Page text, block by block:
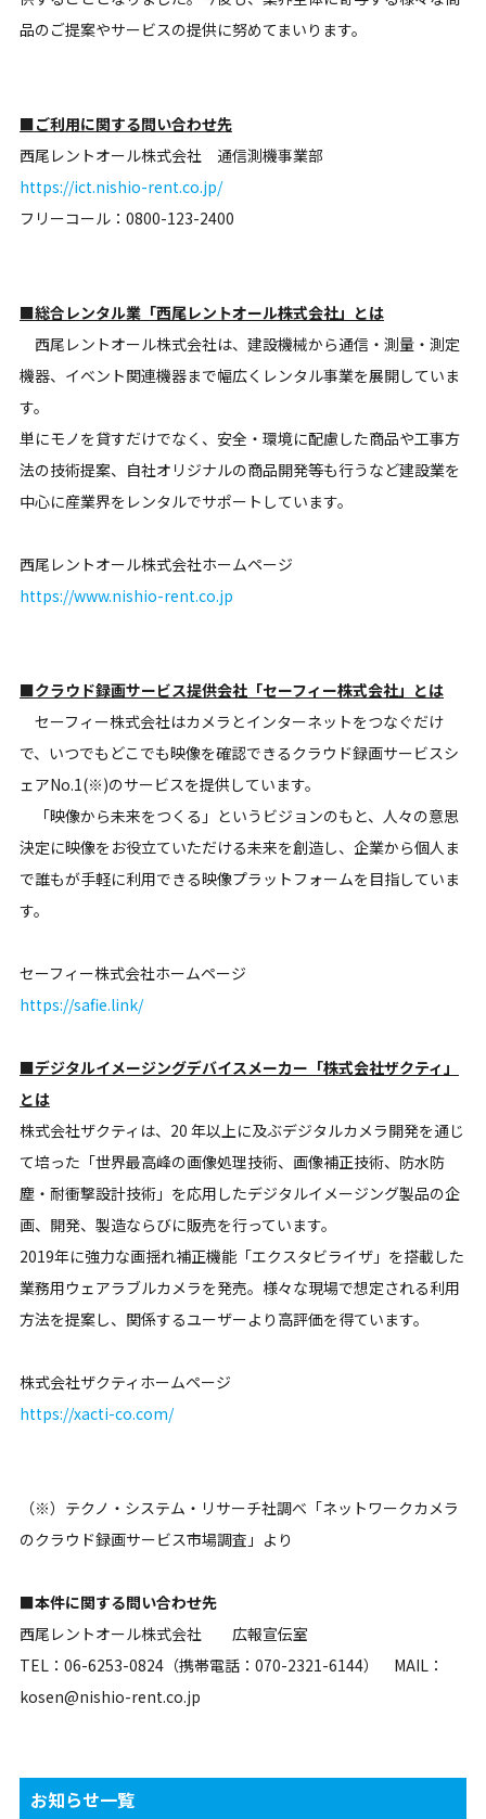
品のご提案やサービスの提供に努めてまいります。
■ご利用に関する問い合わせ先
西尾レントオール株式会社 通信測機事業部
https://ict.nishio-rent.co.jp/
フリーコール：0800-123-2400
■総合レンタル業「西尾レントオール株式会社」とは
西尾レントオール株式会社は、建設機械から通信・測量・測定
機器、イベント関連機器まで幅広くレンタル事業を展開していま
す。
単にモノを貸すだけでなく、安全・環境に配慮した商品や工事方
法の技術提案、自社オリジナルの商品開発等も行うなど建設業を
中心に産業界をレンタルでサポートしています。
西尾レントオール株式会社ホームページ
https://www.nishio-rent.co.jp
■クラウド録画サービス提供会社「セーフィー株式会社」とは
セーフィー株式会社はカメラとインターネットをつなぐだけ
で、いつでもどこでも映像を確認できるクラウド録画サービスシ
ェアNo.1(※)のサービスを提供しています。
「映像から未来をつくる」というビジョンのもと、人々の意思
決定に映像をお役立ていただける未来を創造し、企業から個人ま
で誰もが手軽に利用できる映像プラットフォームを目指していま
す。
セーフィー株式会社ホームページ
https://safie.link/
■デジタルイメージングデバイスメーカー「株式会社ザクティ」
とは
株式会社ザクティは、20 年以上に及ぶデジタルカメラ開発を通じ
て培った「世界最高峰の画像処理技術、画像補正技術、防水防
塵・耐衝撃設計技術」を応用したデジタルイメージング製品の企
画、開発、製造ならびに販売を行っています。
2019年に強力な画揺れ補正機能「エクスタビライザ」を搭載した
業務用ウェアラブルカメラを発売。様々な現場で想定される利用
方法を提案し、関係するユーザーより高評価を得ています。
株式会社ザクティホームページ
https://xacti-co.com/
（※）テクノ・システム・リサーチ社調べ「ネットワークカメラ
のクラウド録画サービス市場調査」より
■本件に関する問い合わせ先
西尾レントオール株式会社 広報宣伝室
TEL：06-6253-0824（携帯電話：070-2321-6144） MAIL：
kosen@nishio-rent.co.jp
お知らせ一覧